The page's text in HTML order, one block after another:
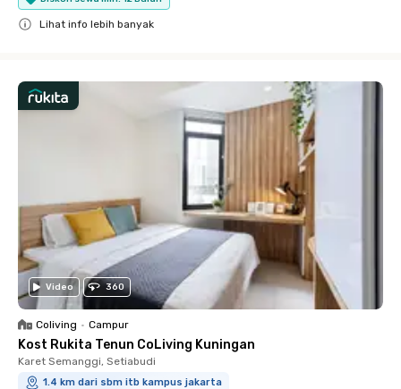
Lihat info lebih banyak
Video 360
Coliving • Campur
Kost Rukita Tenun CoLiving Kuningan
Karet Semanggi, Setiabudi
1.4 km dari sbm itb kampus jakarta